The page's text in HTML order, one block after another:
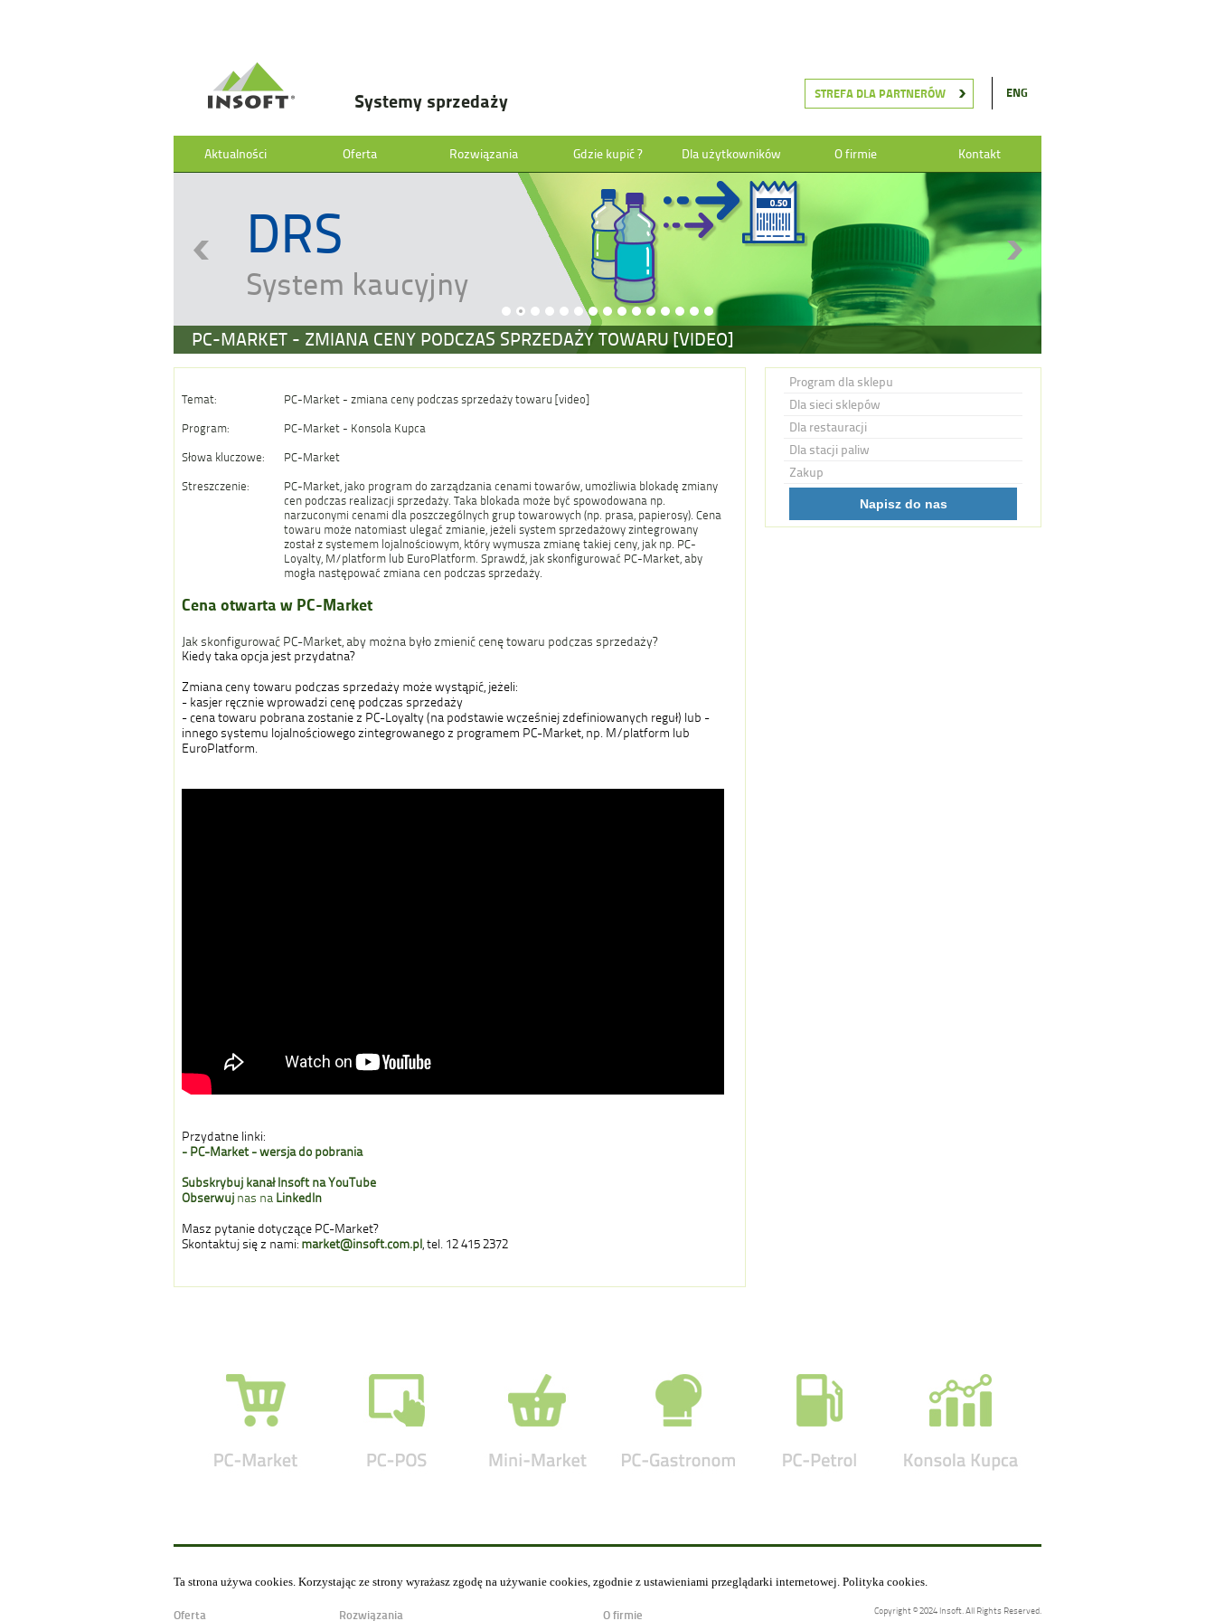
STREFA DLA PARTNERÓW ENG
Systemy sprzedaży
Aktualności Oferta Rozwiązania Gdzie kupić ? Dla użytkowników O firmie Kontakt
PC-MARKET - ZMIANA CENY PODCZAS SPRZEDAŻY TOWARU [VIDEO]
DRS
System kaucyjny
Temat: PC-Market - zmiana ceny podczas sprzedaży towaru [video]
Program: PC-Market - Konsola Kupca
Słowa kluczowe: PC-Market
Streszczenie:
PC-Market, jako program do zarządzania cenami towarów, umożliwia blokadę zmiany
cen podczas realizacji sprzedaży. Taka blokada może być spowodowana np.
narzuconymi cenami dla poszczególnych grup towarowych (np. prasa, papierosy). Cena
towaru może natomiast ulegać zmianie, jeżeli system sprzedażowy zintegrowany
został z systemem lojalnościowym, który wymusza zmianę takiej ceny, jak np. PC-
Loyalty, M/platform lub EuroPlatform. Sprawdź, jak skonfigurować PC-Market, aby
mogła następować zmiana cen podczas sprzedaży.
Cena otwarta w PC-Market
Jak skonfigurować PC-Market, aby można było zmienić cenę towaru podczas sprzedaży?
Kiedy taka opcja jest przydatna?
Zmiana ceny towaru podczas sprzedaży może wystąpić, jeżeli:
- kasjer ręcznie wprowadzi cenę podczas sprzedaży
- cena towaru pobrana zostanie z PC-Loyalty (na podstawie wcześniej zdefiniowanych reguł) lub -
innego systemu lojalnościowego zintegrowanego z programem PC-Market, np. M/platform lub
EuroPlatform.
Przydatne linki:
- PC-Market - wersja do pobrania
Subskrybuj kanał Insoft na YouTube
Obserwuj nas na LinkedIn
Masz pytanie dotyczące PC-Market?
Skontaktuj się z nami: market@insoft.com.pl , tel. 12 415 2372
Program dla sklepu
Dla sieci sklepów
Dla restauracji
Dla stacji paliw
Zakup
Napisz do nas
Ta strona używa cookies. Korzystając ze strony wyrażasz zgodę na używanie cookies, zgodnie z ustawieniami przeglądarki internetowej. Polityka cookies.
Copyright © 2024 Insoft. All Rights Reserved.
Oferta Rozwiązania O firmie